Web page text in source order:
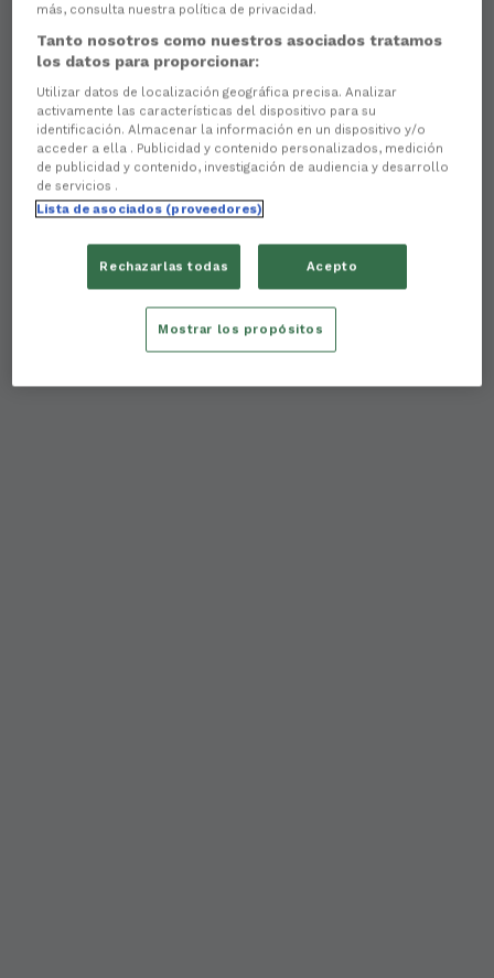
más, consulta nuestra política de privacidad.
Tanto nosotros como nuestros asociados tratamos
los datos para proporcionar:
Utilizar datos de localización geográfica precisa. Analizar
activamente las características del dispositivo para su
identificación. Almacenar la información en un dispositivo y/o
acceder a ella . Publicidad y contenido personalizados, medición
de publicidad y contenido, investigación de audiencia y desarrollo
de servicios .
Lista de asociados (proveedores)
Rechazarlas todas Acepto
Mostrar los propósitos